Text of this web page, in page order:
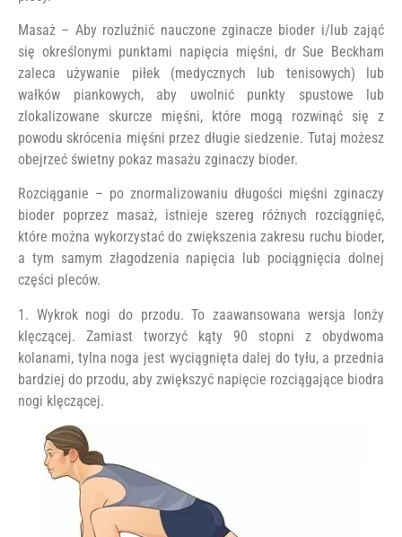
Masaż – Aby rozluźnić nauczone zginacze bioder i/lub zająć
się określonymi punktami napięcia mięśni, dr Sue Beckham
zaleca używanie piłek (medycznych lub tenisowych) lub
wałków piankowych, aby uwolnić punkty spustowe lub
zlokalizowane skurcze mięśni, które mogą rozwinąć się z
powodu skrócenia mięśni przez długie siedzenie. Tutaj możesz
obejrzeć świetny pokaz masażu zginaczy bioder.
Rozciąganie – po znormalizowaniu długości mięśni zginaczy
bioder poprzez masaż, istnieje szereg różnych rozciągnięć,
które można wykorzystać do zwiększenia zakresu ruchu bioder,
a tym samym złagodzenia napięcia lub pociągnięcia dolnej
części pleców.
1. Wykrok nogi do przodu. To zaawansowana wersja lonży
klęczącej. Zamiast tworzyć kąty 90 stopni z obydwoma
kolanami, tylna noga jest wyciągnięta dalej do tyłu, a przednia
bardziej do przodu, aby zwiększyć napięcie rozciągające biodra
nogi klęczącej.